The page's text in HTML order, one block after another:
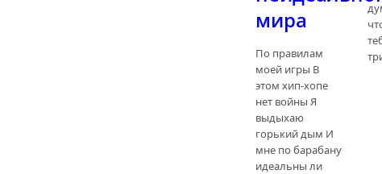
мира
По правилам
моей игры В
этом хип-хопе
нет войны Я
выдыхаю
горький дым И
мне по барабану
идеальны ли